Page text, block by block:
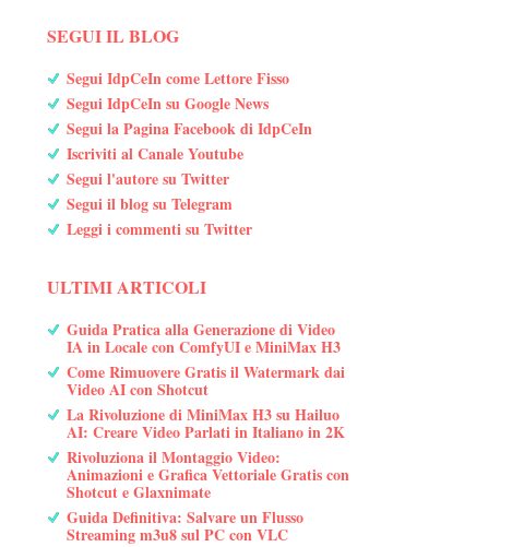
SEGUI IL BLOG
Segui IdpCeIn come Lettore Fisso
Segui IdpCeIn su Google News
Segui la Pagina Facebook di IdpCeIn
Iscriviti al Canale Youtube
Segui l'autore su Twitter
Segui il blog su Telegram
Leggi i commenti su Twitter
ULTIMI ARTICOLI
Guida Pratica alla Generazione di Video
IA in Locale con ComfyUI e MiniMax H3
Come Rimuovere Gratis il Watermark dai
Video AI con Shotcut
La Rivoluzione di MiniMax H3 su Hailuo
AI: Creare Video Parlati in Italiano in 2K
Rivoluziona il Montaggio Video:
Animazioni e Grafica Vettoriale Gratis con
Shotcut e Glaxnimate
Guida Definitiva: Salvare un Flusso
Streaming m3u8 sul PC con VLC